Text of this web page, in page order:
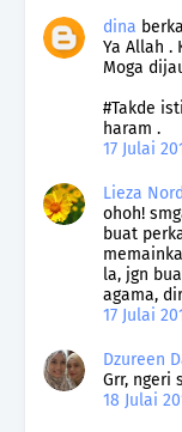
dina
Ya Allah .
Moga
#Takde
haram .
17 Julai
Lieza
ohoh!
buat
la, jgn
agama,
17 Julai
Dzureen
Grr, ngeri
18 Julai